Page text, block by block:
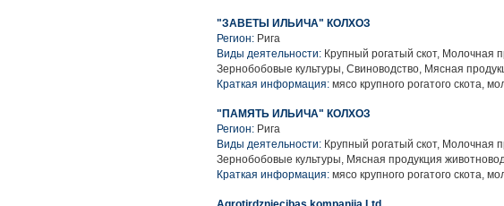
"ЗАВЕТЫ ИЛЬИЧА" КОЛХОЗ
Регион: Рига
Виды деятельности: Крупный рогатый скот, Молочная
Зернобобовые культуры, Свиноводство, Мясная
Краткая информация: мясо крупного рогатого скота,
"ПАМЯТЬ ИЛЬИЧА" КОЛХОЗ
Регион: Рига
Виды деятельности: Крупный рогатый скот, Молочная
Зернобобовые культуры, Мясная продукция
Краткая информация: мясо крупного рогатого скота,